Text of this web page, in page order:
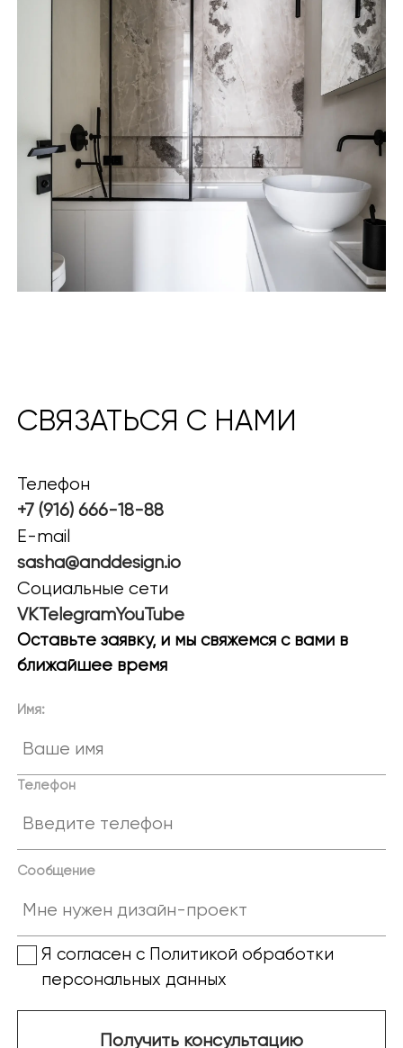
СВЯЗАТЬСЯ С НАМИ
Телефон
+7 (916) 666-18-88
E-mail
sasha@anddesign.io
Социальные сети
VKTelegramYouTube
Оставьте заявку, и мы свяжемся с вами в
ближайшее время
Имя:
Телефон
Сообщение
Я согласен с Политикой обработки
персональных данных
Получить консультацию